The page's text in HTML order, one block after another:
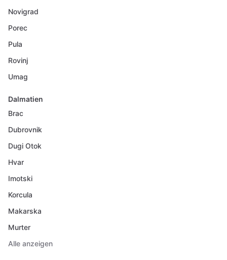
Novigrad
Porec
Pula
Rovinj
Umag
Dalmatien
Brac
Dubrovnik
Dugi Otok
Hvar
Imotski
Korcula
Makarska
Murter
Alle anzeigen